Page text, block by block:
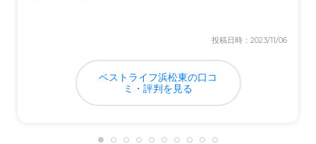
投稿日時：2023/11/06
ベストライフ浜松東の口コ
ミ・評判を見る